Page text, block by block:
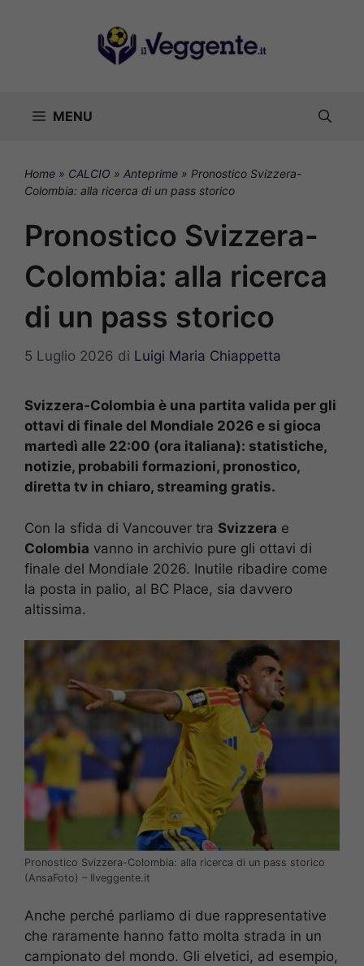
MENU
Home » CALCIO » Anteprime » Pronostico Svizzera-
Colombia: alla ricerca di un pass storico
Pronostico Svizzera-
Colombia: alla ricerca
di un pass storico
5 Luglio 2026 di Luigi Maria Chiappetta
Svizzera-Colombia è una partita valida per gli
ottavi di finale del Mondiale 2026 e si gioca
martedì alle 22:00 (ora italiana): statistiche,
notizie, probabili formazioni, pronostico,
diretta tv in chiaro, streaming gratis.
Con la sfida di Vancouver tra Svizzera e
Colombia vanno in archivio pure gli ottavi di
finale del Mondiale 2026. Inutile ribadire come
la posta in palio, al BC Place, sia davvero
altissima.
Pronostico Svizzera-Colombia: alla ricerca di un pass storico
(AnsaFoto) – Ilveggente.it
Anche perché parliamo di due rappresentative
che raramente hanno fatto molta strada in un
campionato del mondo. Gli elvetici, ad esempio,